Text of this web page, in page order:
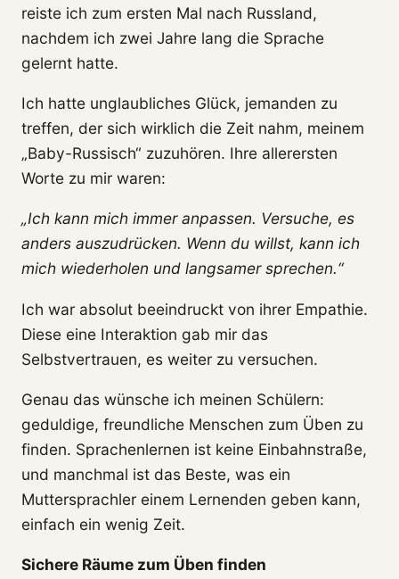
reiste ich zum ersten Mal nach Russland,
nachdem ich zwei Jahre lang die Sprache
gelernt hatte.
Ich hatte unglaubliches Glück, jemanden zu
treffen, der sich wirklich die Zeit nahm, meinem
„Baby-Russisch“ zuzuhören. Ihre allerersten
Worte zu mir waren:
„Ich kann mich immer anpassen. Versuche, es
anders auszudrücken. Wenn du willst, kann ich
mich wiederholen und langsamer sprechen.“
Ich war absolut beeindruckt von ihrer Empathie.
Diese eine Interaktion gab mir das
Selbstvertrauen, es weiter zu versuchen.
Genau das wünsche ich meinen Schülern:
geduldige, freundliche Menschen zum Üben zu
finden. Sprachenlernen ist keine Einbahnstraße,
und manchmal ist das Beste, was ein
Muttersprachler einem Lernenden geben kann,
einfach ein wenig Zeit.
Sichere Räume zum Üben finden